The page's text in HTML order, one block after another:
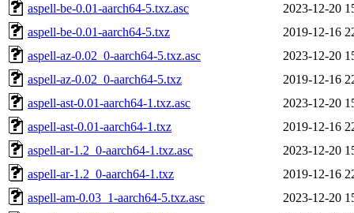
aspell-be-0.01-aarch64-5.txz.asc
2023-12-20
aspell-be-0.01-aarch64-5.txz
2019-12-16
aspell-az-0.02_0-aarch64-5.txz.asc
2023-12-20
aspell-az-0.02_0-aarch64-5.txz
2019-12-16
aspell-ast-0.01-aarch64-1.txz.asc
2023-12-20
aspell-ast-0.01-aarch64-1.txz
2019-12-16
aspell-ar-1.2_0-aarch64-1.txz.asc
2023-12-20
aspell-ar-1.2_0-aarch64-1.txz
2019-12-16
aspell-am-0.03_1-aarch64-5.txz.asc
2023-12-20